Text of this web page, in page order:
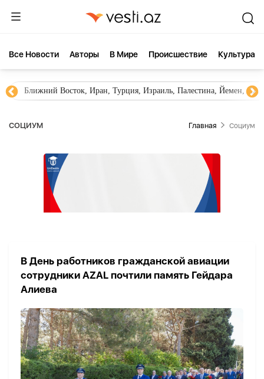
Все Новости Aвторы В Мире Происшествие Культура
Ближний Восток, Иран, Турция, Израиль, Палестина, Йемен,
СОЦИУМ Главная Социум
В День работников гражданской авиации
сотрудники AZAL почтили память Гейдара
Алиева